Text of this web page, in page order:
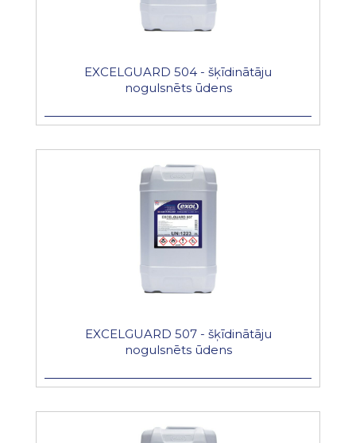
EXCELGUARD 504 - šķīdinātāju
nogulsnēts ūdens
EXCELGUARD 507 - šķīdinātāju
nogulsnēts ūdens